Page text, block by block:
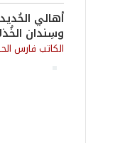
أهالي
وسِندان
الكاتب فارس